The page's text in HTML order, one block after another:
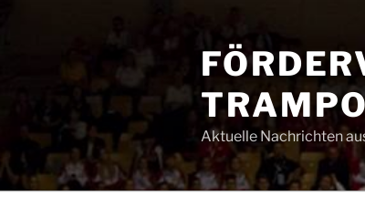
Aktuelle Nachrichten